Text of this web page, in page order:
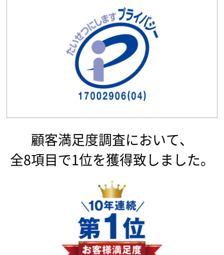
顧客満足度調査において、
全8項目で1位を獲得致しました。